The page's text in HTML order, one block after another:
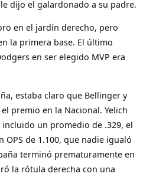
dijo el galardonado a su padre.
en el jardín derecho, pero
la primera base. El último
en ser elegido MVP era
estaba claro que Bellinger y
premio en la Nacional. Yelich
un promedio de .329, el
OPS de 1.100, que nadie igualó
terminó prematuramente en
la rótula derecha con una